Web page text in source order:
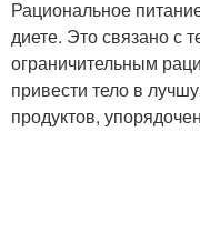
Рациональное
диете. Это связано с
ограничительным
привести тело в
продуктов,